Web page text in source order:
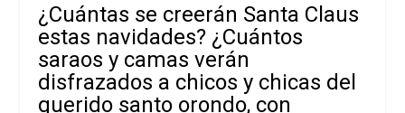
¿Cuántas se creerán Santa Claus
estas navidades? ¿Cuántos
saraos y camas verán
disfrazados a chicos y chicas del
querido santo orondo, con